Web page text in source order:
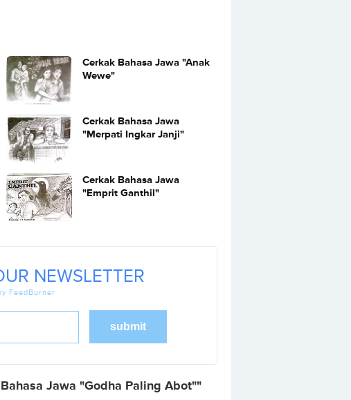
Cerkak Bahasa Jawa "Anak
Wewe"
Cerkak Bahasa Jawa
"Merpati Ingkar Janji"
Cerkak Bahasa Jawa
"Emprit Ganthil"
NEWSLETTER
FeedBurner
Jawa "Godha Paling Abot""